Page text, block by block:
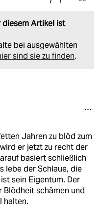
diesem Artikel ist
bei ausgewählten
sind sie zu finden.
Jahren zu blöd zum
er jetzt zu recht der
basiert schließlich
lebe der Schlaue, die
sein Eigentum. Der
Blödheit schämen und
halten.